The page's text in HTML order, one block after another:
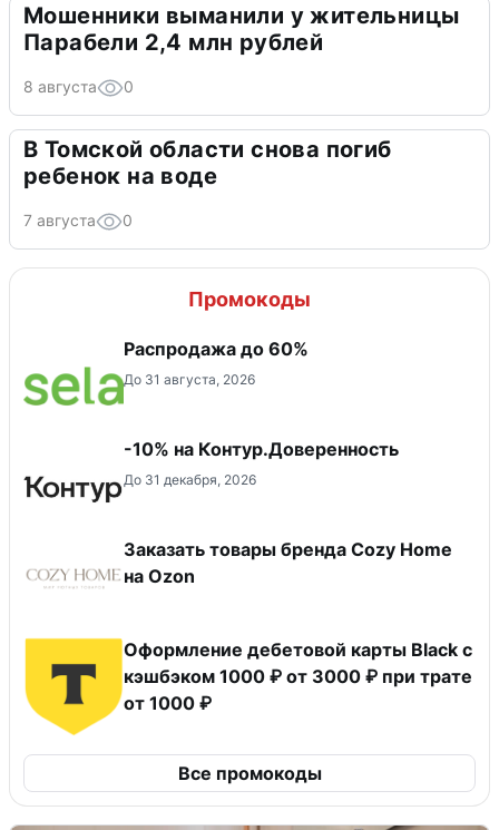
Мошенники выманили у жительницы
Парабели 2,4 млн рублей
8 августа 0
В Томской области снова погиб
ребенок на воде
7 августа 0
Промокоды
Распродажа до 60%
До 31 августа, 2026
-10% на Контур.Доверенность
До 31 декабря, 2026
Заказать товары бренда Cozy Home
на Ozon
Оформление дебетовой карты Black с
кэшбэком 1000 ₽ от 3000 ₽ при трате
от 1000 ₽
Все промокоды